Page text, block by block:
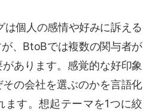
個人の感情や好みに訴える
、BtoBでは複数の関与者が
あります。感覚的な好印象
の会社を選ぶのかを言語化
ます。想起テーマを1つに絞